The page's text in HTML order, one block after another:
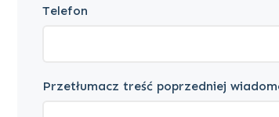
Telefon
Przetłumacz treść poprzedniej